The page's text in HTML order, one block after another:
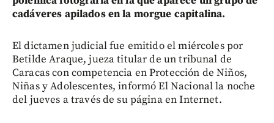
cadáveres apilados en la morgue capitalina.
El dictamen judicial fue emitido el miércoles por
Betilde Araque, jueza titular de un tribunal de
Caracas con competencia en Protección de Niños,
Niñas y Adolescentes, informó El Nacional la noche
del jueves a través de su página en Internet.